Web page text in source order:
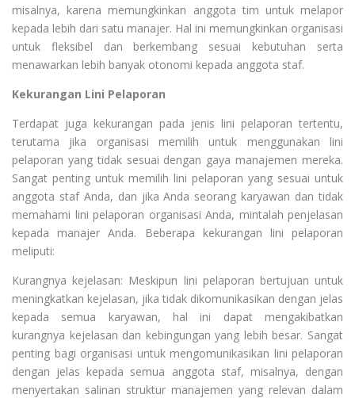
misalnya, karena memungkinkan anggota tim untuk melapor
kepada lebih dari satu manajer. Hal ini memungkinkan organisasi
untuk fleksibel dan berkembang sesuai kebutuhan serta
menawarkan lebih banyak otonomi kepada anggota staf.
Kekurangan Lini Pelaporan
Terdapat juga kekurangan pada jenis lini pelaporan tertentu,
terutama jika organisasi memilih untuk menggunakan lini
pelaporan yang tidak sesuai dengan gaya manajemen mereka.
Sangat penting untuk memilih lini pelaporan yang sesuai untuk
anggota staf Anda, dan jika Anda seorang karyawan dan tidak
memahami lini pelaporan organisasi Anda, mintalah penjelasan
kepada manajer Anda. Beberapa kekurangan lini pelaporan
meliputi:
Kurangnya kejelasan: Meskipun lini pelaporan bertujuan untuk
meningkatkan kejelasan, jika tidak dikomunikasikan dengan jelas
kepada semua karyawan, hal ini dapat mengakibatkan
kurangnya kejelasan dan kebingungan yang lebih besar. Sangat
penting bagi organisasi untuk mengomunikasikan lini pelaporan
dengan jelas kepada semua anggota staf, misalnya, dengan
menyertakan salinan struktur manajemen yang relevan dalam